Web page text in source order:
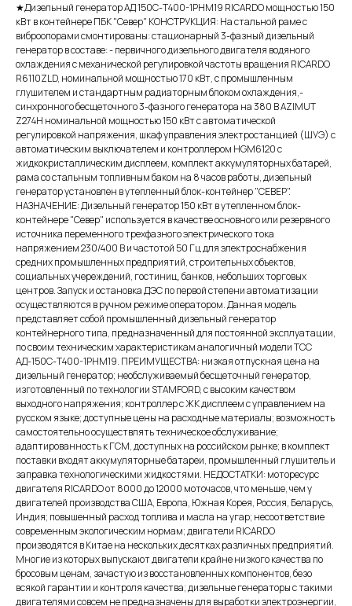
★Дизельный генератор АД 150С-Т400-1РНМ19 RICARDO мощностью 150
кВт в контейнере ПБК "Север" КОНСТРУКЦИЯ: На стальной раме с
виброопорами смонтированы: стационарный 3-фазный дизельный
генератор в составе: - первичного дизельного двигателя водяного
охлаждения с механической регулировкой частоты вращения RICARDO
R6110ZLD, номинальной мощностью 170 кВт, с промышленным
глушителем и стандартным радиаторным блоком охлаждения,-
синхронного бесщеточного 3-фазного генератора на 380 В AZIMUT
Z274H номинальной мощностью 150 кВт c автоматической
регулировкой напряжения, шкаф управления электростанцией (ШУЭ) с
автоматическим выключателем и контроллером HGM6120 с
жидкокристаллическим дисплеем, комплект аккумуляторных батарей,
рама со стальным топливным баком на 8 часов работы, дизельный
генератор установлен в утепленный блок-контейнер "СЕВЕР".
НАЗНАЧЕНИЕ: Дизельный генератор 150 кВт в утепленном блок-
контейнере "Север" используется в качестве основного или резервного
источника переменного трехфазного электрического тока
напряжением 230/400 В и частотой 50 Гц для электроснабжения
средних промышленных предприятий, строительных объектов,
социальных учереждений, гостиниц, банков, небольших торговых
центров. Запуск и остановка ДЭС по первой степени автоматизации
осуществляются в ручном режиме оператором. Данная модель
представляет собой промышленный дизельный генератор
контейнерного типа, предназначенный для постоянной эксплуатации,
по своим техническим характеристикам аналогичный модели ТСС
АД-150С-Т400-1РНМ19. ПРЕИМУЩЕСТВА: низкая отпускная цена на
дизельный генератор; необслуживаемый бесщеточный генератор,
изготовленный по технологии STAMFORD, с высоким качеством
выходного напряжения; контроллер с ЖК дисплеем с управлением на
русском языке; доступные цены на расходные материалы; возможность
самостоятельно осуществлять техническое обслуживание;
адаптированность к ГСМ, доступных на российском рынке; в комплект
поставки входят аккумуляторные батареи, промышленный глушитель и
заправка технологическими жидкостями. НЕДОСТАТКИ: моторесурс
двигателя RICARDO от 8000 до 12000 моточасов, что меньше, чем у
двигателей производства США, Европа, Южная Корея, Россия, Беларусь,
Индия; повышенный расход топлива и масла на угар; несоответствие
современным экологическим нормам; двигатели RICARDO
производятся в Китае на нескольких десятках различных предприятий.
Многие из которых выпускают двигатели крайне низкого качества по
бросовым ценам, зачастую из восстановленных компонентов, безо
всякой гарантии и контроля качества; дизельные генераторы с такими
двигателями совсем не предназначены для выработки электроэнергии,